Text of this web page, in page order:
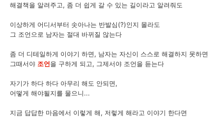
해결책을 알려주고, 좀 더 쉽게 갈 수 있는 길이라고 알려줘도
이상하게 어디서부터 솟아나는 반발심(?)인지 몰라도
그 조언으로 남자는 절대 바뀌질 않는다
좀 더 디테일하게 이야기 하면, 남자는 자신이 스스로 해결하지 못하면
그때서야 조언을 구하게 되고, 그제서야 조언을 듣는다
자기가 하다 하다 아무리 해도 안되면,
어떻게 해야될지를 물으니...
지금 답답한 마음에서 이렇게 해, 저렇게 해라고 이야기 한다면